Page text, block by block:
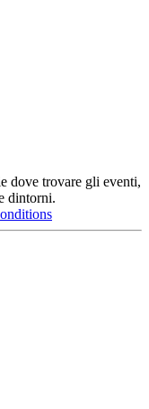
dove trovare gli eventi,
dintorni.